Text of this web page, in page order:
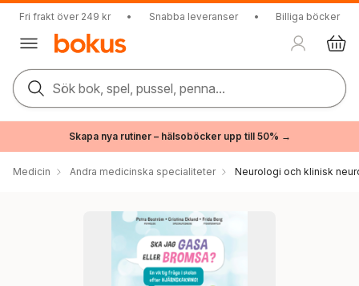
Fri frakt över 249 kr • Snabba leveranser • Billiga böcker
Sök bok, spel, pussel, penna...
Skapa nya rutiner – hälsoböcker upp till 50% →
Medicin Andra medicinska specialiteter Neurologi och klinisk